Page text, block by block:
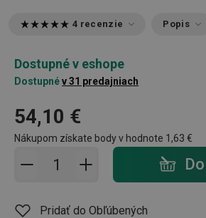
4 recenzie Popis
Dostupné v eshope
Dostupnév 31 predajniach
54,10 €
Nákupom získate body v hodnote 1,63 €
Pridať do košíka - počet
Pridať do Obľúbených